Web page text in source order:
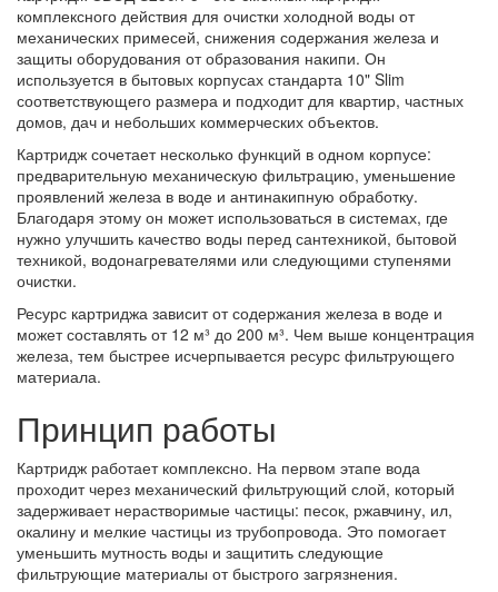
комплексного действия для очистки холодной воды от
механических примесей, снижения содержания железа и
защиты оборудования от образования накипи. Он
используется в бытовых корпусах стандарта 10" Slim
соответствующего размера и подходит для квартир, частных
домов, дач и небольших коммерческих объектов.
Картридж сочетает несколько функций в одном корпусе:
предварительную механическую фильтрацию, уменьшение
проявлений железа в воде и антинакипную обработку.
Благодаря этому он может использоваться в системах, где
нужно улучшить качество воды перед сантехникой, бытовой
техникой, водонагревателями или следующими ступенями
очистки.
Ресурс картриджа зависит от содержания железа в воде и
может составлять от 12 м³ до 200 м³. Чем выше концентрация
железа, тем быстрее исчерпывается ресурс фильтрующего
материала.
Принцип работы
Картридж работает комплексно. На первом этапе вода
проходит через механический фильтрующий слой, который
задерживает нерастворимые частицы: песок, ржавчину, ил,
окалину и мелкие частицы из трубопровода. Это помогает
уменьшить мутность воды и защитить следующие
фильтрующие материалы от быстрого загрязнения.